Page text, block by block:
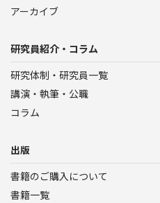
アーカイブ
研究員紹介・コラム
研究体制・研究員一覧
講演・執筆・公職
コラム
出版
書籍のご購入について
書籍一覧